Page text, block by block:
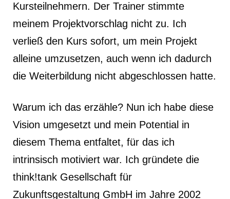
Kursteilnehmern. Der Trainer stimmte
meinem Projektvorschlag nicht zu. Ich
verließ den Kurs sofort, um mein Projekt
alleine umzusetzen, auch wenn ich dadurch
die Weiterbildung nicht abgeschlossen hatte.
Warum ich das erzähle? Nun ich habe diese
Vision umgesetzt und mein Potential in
diesem Thema entfaltet, für das ich
intrinsisch motiviert war. Ich gründete die
think!tank Gesellschaft für
Zukunftsgestaltung GmbH im Jahre 2002